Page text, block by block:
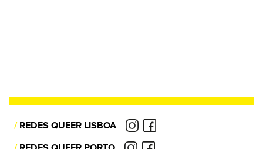
/REDES QUEER LISBOA